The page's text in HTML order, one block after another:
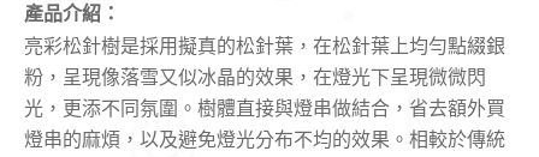
產品介紹：
亮彩松針樹是採用擬真的松針葉，在松針葉上均勻點綴銀
粉，呈現像落雪又似冰晶的效果，在燈光下呈現微微閃
光，更添不同氛圍。 樹體直接與燈串做結合， 省去額外買
燈串的麻煩，以及避免燈光分布不均的效果。相較於傳統